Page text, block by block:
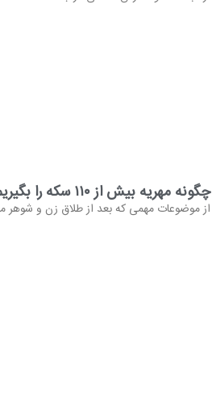
چگونه مهریه بیش از ۱۱۰ سکه را بگیریم؟
از موضوعات مهمی که بعد از طلاق زن و